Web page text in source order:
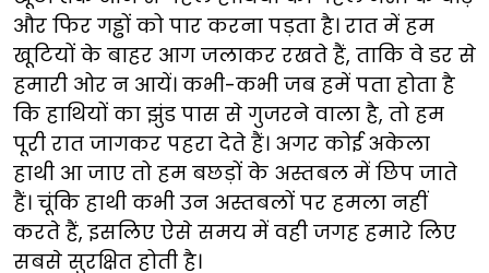
और फिर गड्ढों को पार करना पड़ता है। रात में हम
खूटियों के बाहर आग जलाकर रखते हैं, ताकि वे डर से
हमारी ओर न आयें। कभी-कभी जब हमें पता होता है
कि हाथियों का झुंड पास से गुजरने वाला है, तो हम
पूरी रात जागकर पहरा देते हैं। अगर कोई अकेला
हाथी आ जाए तो हम बछड़ों के अस्तबल में छिप जाते
हैं। चूंकि हाथी कभी उन अस्तबलों पर हमला नहीं
करते हैं, इसलिए ऐसे समय में वही जगह हमारे लिए
सबसे सुरक्षित होती है।